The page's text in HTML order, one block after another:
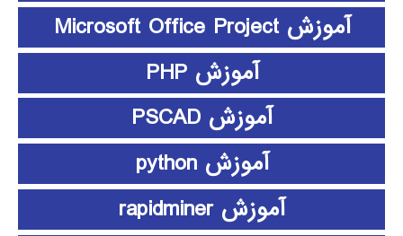
آموزش Microsoft Office Project
آموزش PHP
آموزش PSCAD
آموزش python
آموزش rapidminer